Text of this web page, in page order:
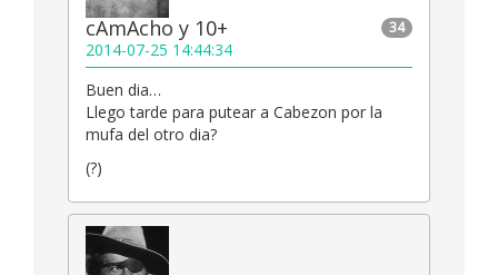
34
cAmAcho y 10+
2014-07-25 14:44:34
Buen dia…
Llego tarde para putear a Cabezon por la
mufa del otro dia?
(?)